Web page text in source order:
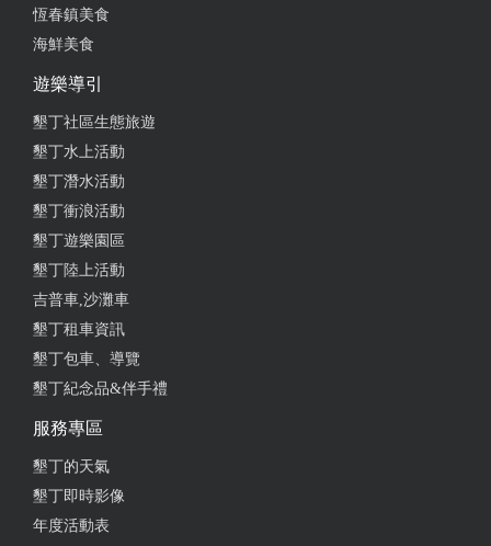
恆春鎮美食
海鮮美食
遊樂導引
墾丁社區生態旅遊
墾丁水上活動
墾丁潛水活動
墾丁衝浪活動
墾丁遊樂園區
墾丁陸上活動
吉普車,沙灘車
墾丁租車資訊
墾丁包車、導覽
墾丁紀念品&伴手禮
服務專區
墾丁的天氣
墾丁即時影像
年度活動表